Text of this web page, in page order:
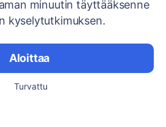
minuutin täyttääksenne
kyselytutkimuksen.
Aloittaa
Turvattu